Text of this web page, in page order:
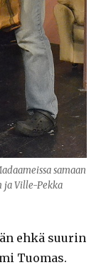
samaan
ja Ville-Pekka
ehkä suurin
Tuomas.